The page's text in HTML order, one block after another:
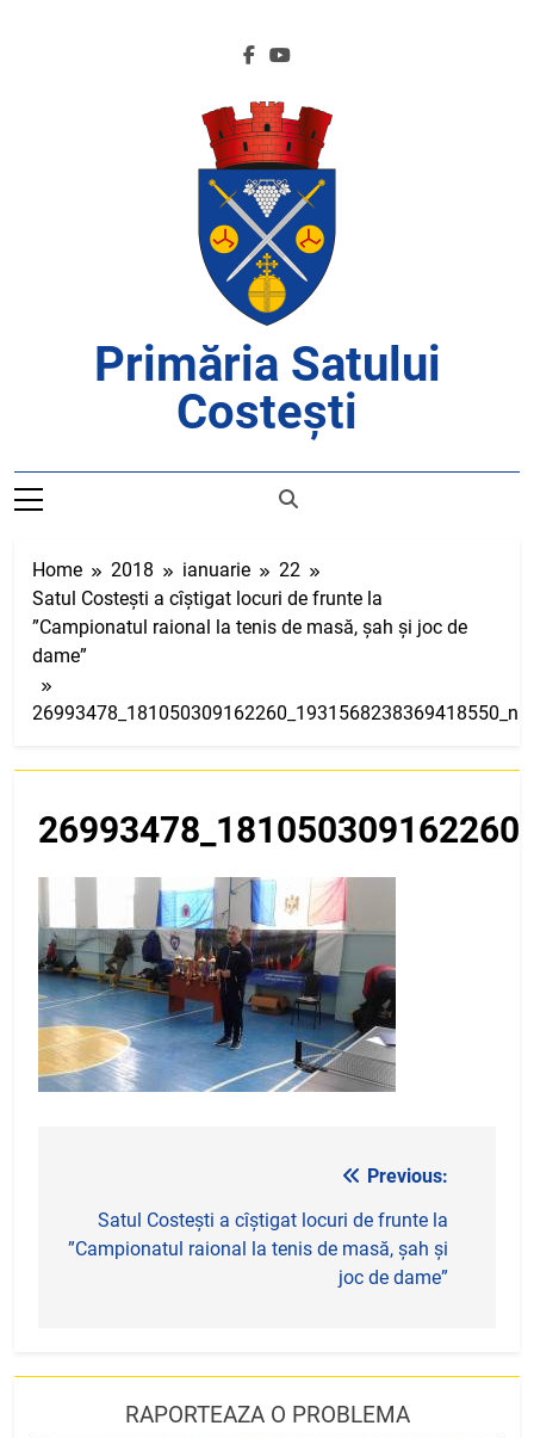
Primăria Satului
Costești
Home 2018 ianuarie
22
Satul Costești a cîștigat locuri de frunte la
”Campionatul raional la tenis de masă, șah și joc de
dame”
26993478_181050309162260_1931568238369418550_n
articole
Previous:
Satul Costești a cîștigat locuri de frunte la
”Campionatul raional la tenis de masă, șah și
joc de dame”
RAPORTEAZA O PROBLEMA